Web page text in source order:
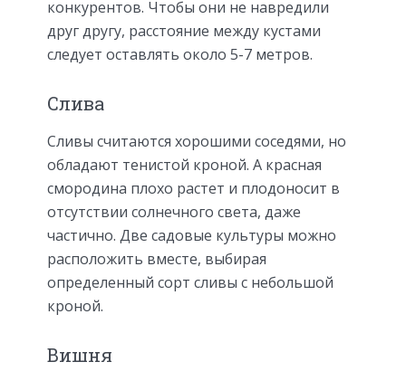
конкурентов. Чтобы они не навредили
друг другу, расстояние между кустами
следует оставлять около 5-7 метров.
Слива
Сливы считаются хорошими соседями, но
обладают тенистой кроной. А красная
смородина плохо растет и плодоносит в
отсутствии солнечного света, даже
частично. Две садовые культуры можно
расположить вместе, выбирая
определенный сорт сливы с небольшой
кроной.
Вишня